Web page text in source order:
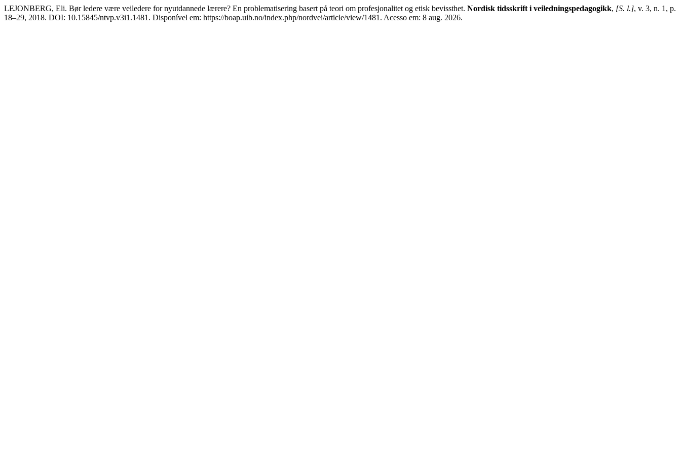
LEJONBERG, Eli. Bør ledere være veiledere for nyutdannede lærere? En problematisering basert på teori om profesjonalitet og etisk bevissthet. Nordisk tidsskrift i veiledningspedagogikk, [S. l.], v. 3, n. 1, p.
18–29, 2018. DOI: 10.15845/ntvp.v3i1.1481. Disponível em: https://boap.uib.no/index.php/nordvei/article/view/1481. Acesso em: 8 aug. 2026.